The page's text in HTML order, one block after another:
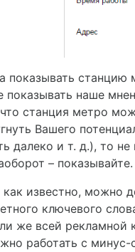
показывать станцию
показывать наше
станция метро
Вашего
далеко и т. д.), то не
– показывайте.
известно, можно
ключевого
же всей рекламной
работать с минус-